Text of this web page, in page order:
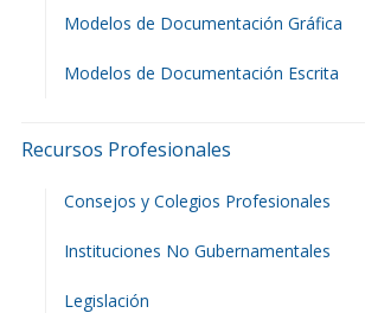
Modelos de Documentación Gráfica
Modelos de Documentación Escrita
Recursos Profesionales
Consejos y Colegios Profesionales
Instituciones No Gubernamentales
Legislación